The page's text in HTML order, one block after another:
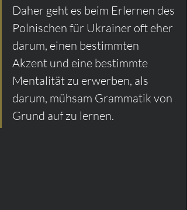
Daher geht es beim Erlernen des
Polnischen für Ukrainer oft eher
darum, einen bestimmten
Akzent und eine bestimmte
Mentalität zu erwerben, als
darum, mühsam Grammatik von
Grund auf zu lernen.